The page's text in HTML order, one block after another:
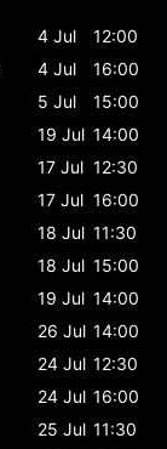
4 Jul
12:00
4 Jul
16:00
5 Jul
15:00
19 Jul 14:00
17 Jul 12:30
17 Jul 16:00
18 Jul 11:30
18 Jul 15:00
19 Jul 14:00
26 Jul 14:00
24 Jul 12:30
24 Jul 16:00
25 Jul 11:30